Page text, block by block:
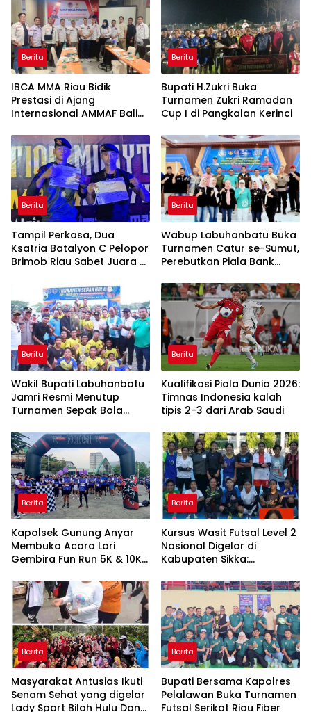
Berita
IBCA MMA Riau Bidik
Prestasi di Ajang
Internasional AMMAF Bali
Berita
Bupati H.Zukri Buka
Turnamen Zukri Ramadan
Cup I di Pangkalan Kerinci
Berita
Tampil Perkasa, Dua
Ksatria Batalyon C Pelopor
Brimob Riau Sabet Juara di
Berita
Wabup Labuhanbatu Buka
Turnamen Catur se-Sumut,
Perebutkan Piala Bank
Berita
Wakil Bupati Labuhanbatu
Jamri Resmi Menutup
Turnamen Sepak Bola
Berita
Kualifikasi Piala Dunia 2026:
Timnas Indonesia kalah
tipis 2-3 dari Arab Saudi
Berita
Kapolsek Gunung Anyar
Membuka Acara Lari
Gembira Fun Run 5K & 10K
Berita
Kursus Wasit Futsal Level 2
Nasional Digelar di
Kabupaten Sikka:
Dukung Pengembangan
Kualitas Wasit Futsal
Berita
Masyarakat Antusias Ikuti
Senam Sehat yang digelar
Lady Sport Bilah Hulu Dan
Berita
Bupati Bersama Kapolres
Pelalawan Buka Turnamen
Futsal Serikat Riau Fiber